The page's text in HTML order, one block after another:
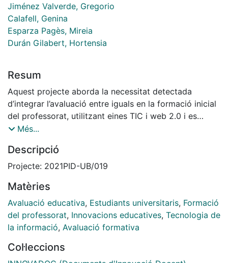
Jiménez Valverde, Gregorio
Calafell, Genina
Esparza Pagès, Mireia
Durán Gilabert, Hortensia
Resum
Aquest projecte aborda la necessitat detectada
d’integrar l’avaluació entre iguals en la formació inicial
del professorat, utilitzant eines TIC i web 2.0 i es
justifica per la mancança de formació i habilitats en
el professorat de secundària en formació inicial, amb
l’objectiu de millorar la seva comprensió i pràctica en
les tecnologies digitals ofereixen en aquest camp, i
detectar els biaixos de severitat i benevolència en
aquest professorat novell. S’ha implementat en
assignatures de les especialitats de Física i Química i
Professorat de Secundària, a la facultat d’Educació de
Més...
Descripció
Projecte: 2021PID-UB/019
Matèries
Avaluació educativa, Estudiants universitaris, Formació
del professorat, Innovacions educatives, Tecnologia de
la informació, Avaluació formativa
Col·leccions